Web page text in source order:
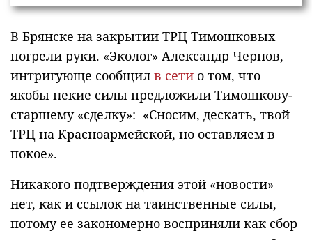
В Брянске на закрытии ТРЦ Тимошковых
погрели руки. «Эколог» Александр Чернов,
интригующе сообщил в сети о том, что
якобы некие силы предложили Тимошкову-
старшему «сделку»: «Сносим, дескать, твой
ТРЦ на Красноармейской, но оставляем в
покое».
Никакого подтверждения этой «новости»
нет, как и ссылок на таинственные силы,
потому ее закономерно восприняли как сбор